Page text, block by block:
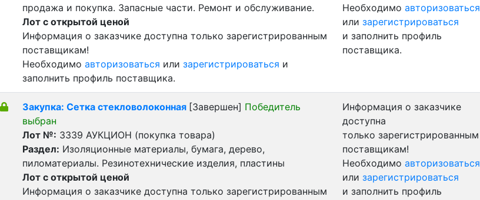
продажа и покупка. Запасные части. Ремонт и обслуживание.
Лот с открытой ценой
Информация о заказчике доступна только зарегистрированным
поставщикам!
Необходимо авторизоваться или зарегистрироваться и
заполнить профиль поставщика.
Необходимо авторизоваться
или зарегистрироваться
и заполнить профиль
поставщика.
Закупка: Сетка стекловолоконная [Завершен] Победитель
выбран
Лот №: 3339 АУКЦИОН (покупка товара)
Раздел: Изоляционные материалы, бумага, дерево,
пиломатериалы. Резинотехнические изделия, пластины
Лот с открытой ценой
Информация о заказчике доступна только зарегистрированным
Информация о заказчике
доступна
только зарегистрированным
поставщикам!
Необходимо авторизоваться
или зарегистрироваться
и заполнить профиль